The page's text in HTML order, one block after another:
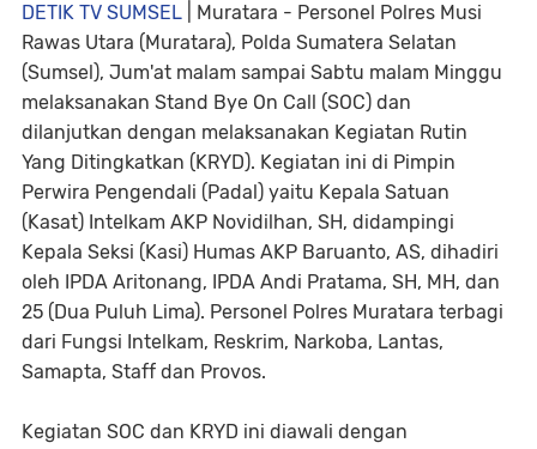
DETIK TV SUMSEL | Muratara - Personel Polres Musi
Rawas Utara (Muratara), Polda Sumatera Selatan
(Sumsel), Jum'at malam sampai Sabtu malam Minggu
melaksanakan Stand Bye On Call (SOC) dan
dilanjutkan dengan melaksanakan Kegiatan Rutin
Yang Ditingkatkan (KRYD). Kegiatan ini di Pimpin
Perwira Pengendali (Padal) yaitu Kepala Satuan
(Kasat) Intelkam AKP Novidilhan, SH, didampingi
Kepala Seksi (Kasi) Humas AKP Baruanto, AS, dihadiri
oleh IPDA Aritonang, IPDA Andi Pratama, SH, MH, dan
25 (Dua Puluh Lima). Personel Polres Muratara terbagi
dari Fungsi Intelkam, Reskrim, Narkoba, Lantas,
Samapta, Staff dan Provos.
Kegiatan SOC dan KRYD ini diawali dengan